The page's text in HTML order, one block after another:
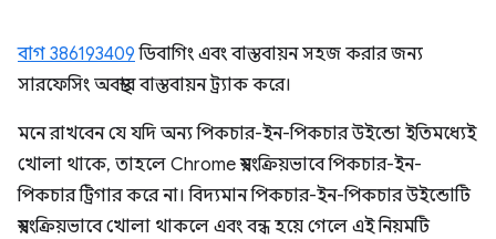
বাগ 386193409 ডিবাগিং এবং বাস্তবায়ন সহজ করার জন্য
সারফেসিং অবস্থার বাস্তবায়ন ট্র্যাক করে।
মনে রাখবেন যে যদি অন্য পিকচার-ইন-পিকচার উইন্ডো ইতিমধ্যেই
খোলা থাকে, তাহলে Chrome স্বয়ংক্রিয়ভাবে পিকচার-ইন-
পিকচার ট্রিগার করে না। বিদ্যমান পিকচার-ইন-পিকচার উইন্ডোটি
স্বয়ংক্রিয়ভাবে খোলা থাকলে এবং বন্ধ হয়ে গেলে এই নিয়মটি